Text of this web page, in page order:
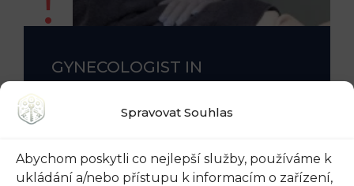
Spravovat Souhlas
Abychom poskytli co nejlepší služby, používáme k
ukládání a/nebo přístupu k informacím o zařízení,
GYNECOLOGIST IN
LEAKAGE AFTER 50 COMES
DOING THIS)